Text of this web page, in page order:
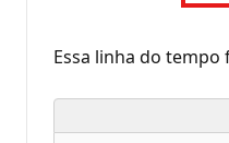
Essa linha do